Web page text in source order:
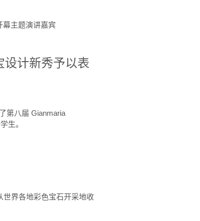
幕主题演讲嘉宾
设计新秀予以表
第八届 Gianmaria
生。
世界各地彩色宝石开采地收